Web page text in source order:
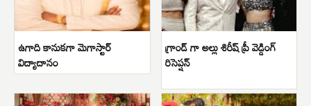
ఉగాది కానుకగా మెగాస్టార్
విద్యాదానం
గ్రాండ్ గా అల్లు శిరీష్ ప్రీ వెడ్డింగ్
రిసెప్షన్